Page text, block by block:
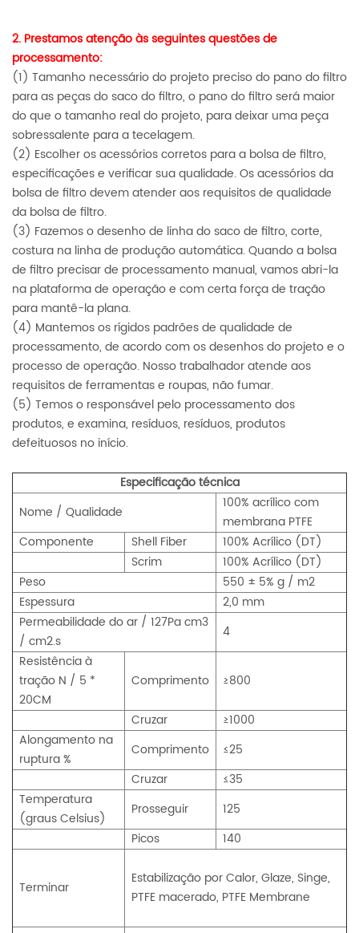
2. Prestamos atenção às seguintes questões de
processamento:
(1) Tamanho necessário do projeto preciso do pano do filtro
para as peças do saco do filtro, o pano do filtro será maior
do que o tamanho real do projeto, para deixar uma peça
sobressalente para a tecelagem.
(2) Escolher os acessórios corretos para a bolsa de filtro,
especificações e verificar sua qualidade. Os acessórios da
bolsa de filtro devem atender aos requisitos de qualidade
da bolsa de filtro.
(3) Fazemos o desenho de linha do saco de filtro, corte,
costura na linha de produção automática. Quando a bolsa
de filtro precisar de processamento manual, vamos abri-la
na plataforma de operação e com certa força de tração
para mantê-la plana.
(4) Mantemos os rígidos padrões de qualidade de
processamento, de acordo com os desenhos do projeto e o
processo de operação. Nosso trabalhador atende aos
requisitos de ferramentas e roupas, não fumar.
(5) Temos o responsável pelo processamento dos
produtos, e examina, resíduos, resíduos, produtos
defeituosos no início.
Especificação técnica
Nome / Qualidade
100% acrílico com
membrana PTFE
Componente
Shell Fiber 100% Acrílico (DT)
Scrim
100% Acrílico (DT)
Peso
550 ± 5% g / m2
Espessura
2,0 mm
Permeabilidade do ar / 127Pa cm3
/ cm2.s
4
Resistência à
tração N / 5 *
20CM
Comprimento ≥800
Cruzar
≥1000
Alongamento na
ruptura %
Comprimento
≤25
Cruzar
≤35
Temperatura
(graus Celsius)
Prosseguir
125
Picos
140
Terminar
Estabilização por Calor, Glaze, Singe,
PTFE macerado, PTFE Membrane